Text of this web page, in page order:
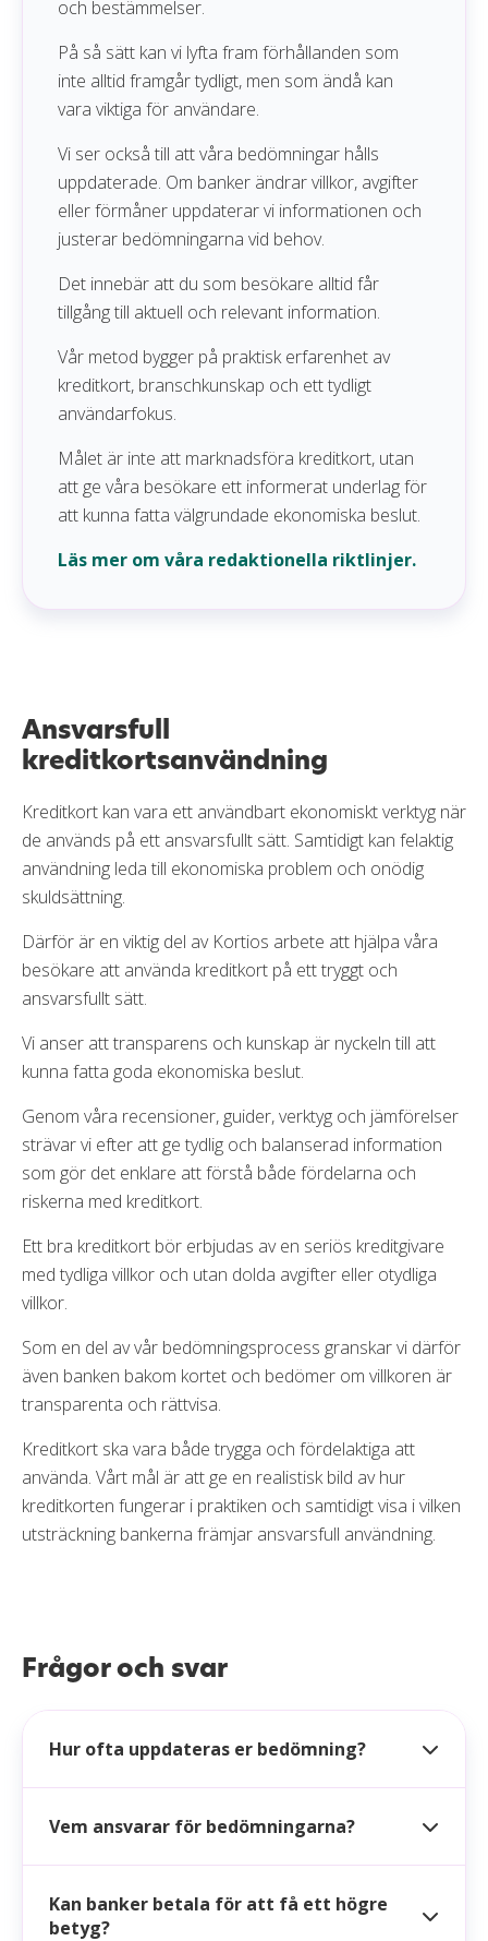
och bestämmelser.
På så sätt kan vi lyfta fram förhållanden som
inte alltid framgår tydligt, men som ändå kan
vara viktiga för användare.
Vi ser också till att våra bedömningar hålls
uppdaterade. Om banker ändrar villkor, avgifter
eller förmåner uppdaterar vi informationen och
justerar bedömningarna vid behov.
Det innebär att du som besökare alltid får
tillgång till aktuell och relevant information.
Vår metod bygger på praktisk erfarenhet av
kreditkort, branschkunskap och ett tydligt
användarfokus.
Målet är inte att marknadsföra kreditkort, utan
att ge våra besökare ett informerat underlag för
att kunna fatta välgrundade ekonomiska beslut.
Läs mer om våra redaktionella riktlinjer.
Ansvarsfull
kreditkortsanvändning
Kreditkort kan vara ett användbart ekonomiskt verktyg när
de används på ett ansvarsfullt sätt. Samtidigt kan felaktig
användning leda till ekonomiska problem och onödig
skuldsättning.
Därför är en viktig del av Kortios arbete att hjälpa våra
besökare att använda kreditkort på ett tryggt och
ansvarsfullt sätt.
Vi anser att transparens och kunskap är nyckeln till att
kunna fatta goda ekonomiska beslut.
Genom våra recensioner, guider, verktyg och jämförelser
strävar vi efter att ge tydlig och balanserad information
som gör det enklare att förstå både fördelarna och
riskerna med kreditkort.
Ett bra kreditkort bör erbjudas av en seriös kreditgivare
med tydliga villkor och utan dolda avgifter eller otydliga
villkor.
Som en del av vår bedömningsprocess granskar vi därför
även banken bakom kortet och bedömer om villkoren är
transparenta och rättvisa.
Kreditkort ska vara både trygga och fördelaktiga att
använda. Vårt mål är att ge en realistisk bild av hur
kreditkorten fungerar i praktiken och samtidigt visa i vilken
utsträckning bankerna främjar ansvarsfull användning.
Frågor och svar
Hur ofta uppdateras er bedömning?
Vem ansvarar för bedömningarna?
Kan banker betala för att få ett högre
betyg?